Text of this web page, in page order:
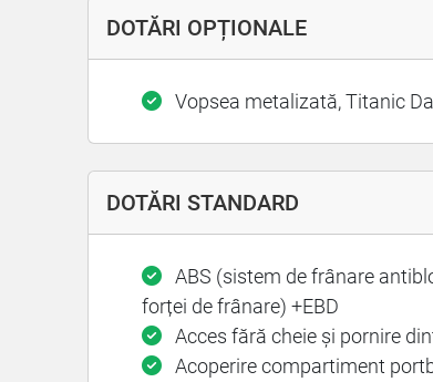
DOTĂRI OPȚIONALE
Vopsea metalizată, Titanic
DOTĂRI STANDARD
ABS (sistem de frânare
forței de frânare) +EBD
Acces fără cheie și pornire
Acoperire compartiment